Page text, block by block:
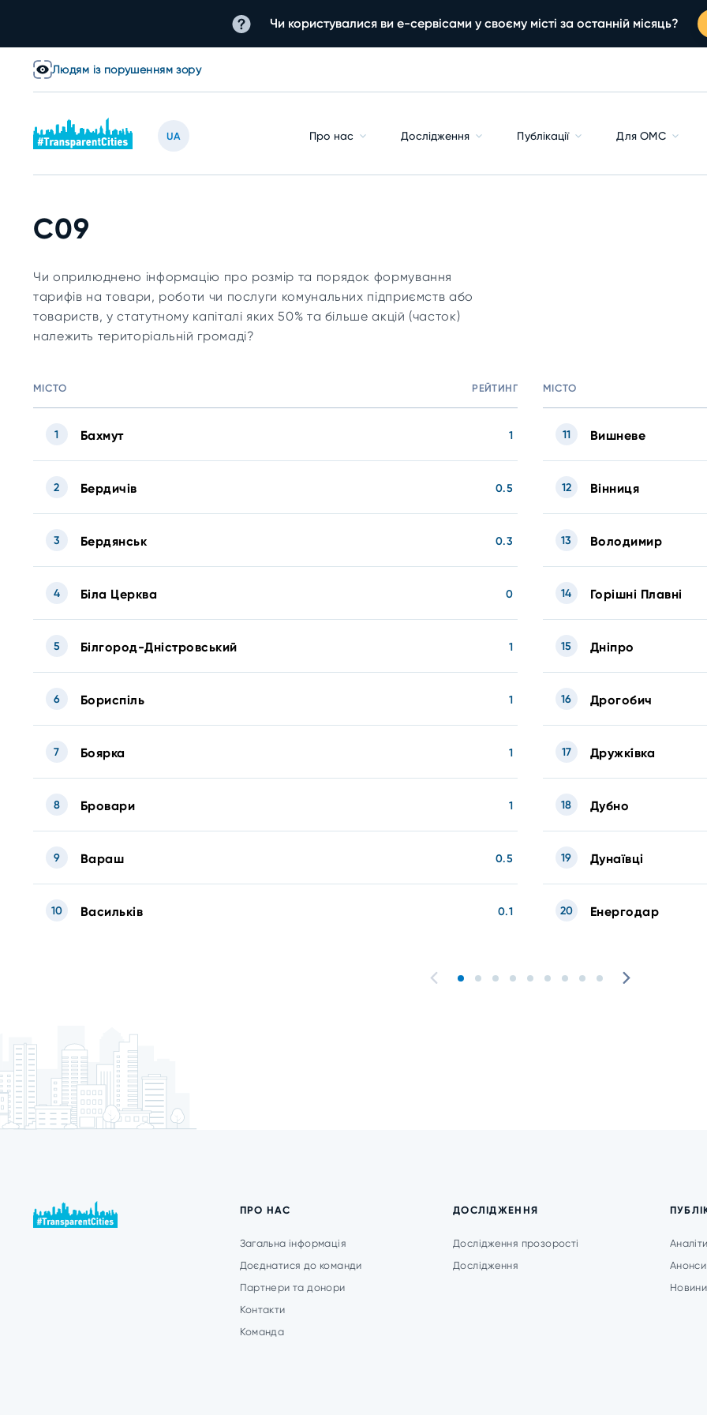
Чи користувалися ви е-сервісами у своєму місті за останній місяць?
Людям із порушенням зору
UA Про нас Дослідження Публікації Для ОМС
C09
Чи оприлюднено інформацію про розмір та порядок формування
тарифів на товари, роботи чи послуги комунальних підприємств або
товариств, у статутному капіталі яких 50% та більше акцій (часток)
належить територіальній громаді?
МІСТО РЕЙТИНГ
Бахмут 1
1
Бердичів 0.5
2
Бердянськ 0.3
3
Біла Церква 0
4
Білгород-Дністровський 1
5
Бориспіль 1
6
Боярка 1
7
Бровари 1
8
Вараш 0.5
9
Васильків 0.1
10
МІСТО
Вишневе
11
Вінниця
12
Володимир
13
Горішні Плавні
14
Дніпро
15
Дрогобич
16
Дружкі́вка
17
Дубно
18
Дунаївці
19
Енергодар
20
ПРО НАС
Загальна інформація
Доєднатися до команди
Партнери та донори
Контакти
Команда
ДОСЛІДЖЕННЯ
Дослідження прозорості
Дослідження
Анонси
Новини